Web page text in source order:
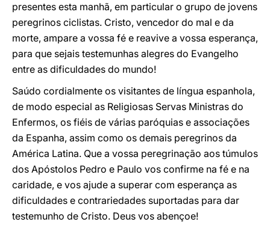
presentes esta manhã, em particular o grupo de jovens
peregrinos ciclistas. Cristo, vencedor do mal e da
morte, ampare a vossa fé e reavive a vossa esperança,
para que sejais testemunhas alegres do Evangelho
entre as dificuldades do mundo!
Saúdo cordialmente os visitantes de língua espanhola,
de modo especial as Religiosas Servas Ministras do
Enfermos, os fiéis de várias paróquias e associações
da Espanha, assim como os demais peregrinos da
América Latina. Que a vossa peregrinação aos túmulos
dos Apóstolos Pedro e Paulo vos confirme na fé e na
caridade, e vos ajude a superar com esperança as
dificuldades e contrariedades suportadas para dar
testemunho de Cristo. Deus vos abençoe!